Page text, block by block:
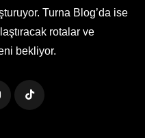
Turna Blog’da ise
rotalar ve
bekliyor.